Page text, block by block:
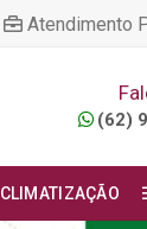
Atendimento
(62)
CLIMATIZAÇÃO